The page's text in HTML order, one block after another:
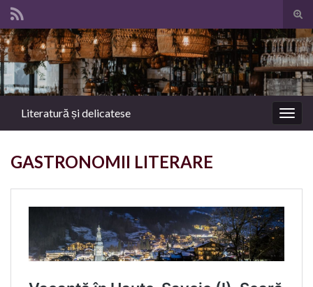
Search for:
Literatură și delicatese
GASTRONOMII LITERARE